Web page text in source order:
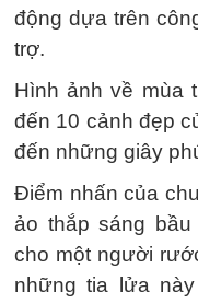
động dựa trên
trợ.
Hình ảnh về mùa
đến 10 cảnh đẹp
đến những giây
Điểm nhấn của
ảo thắp sáng
cho một người
những tia lửa